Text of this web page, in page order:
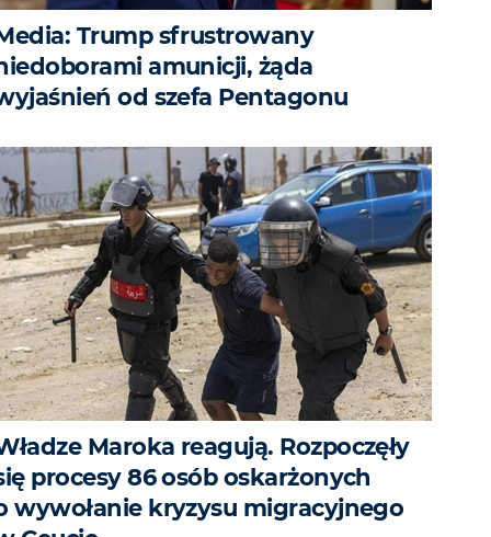
Trump sfrustrowany
amunicji, żąda
od szefa Pentagonu
Maroka reagują. Rozpoczęły
procesy 86 osób oskarżonych
wywołanie kryzysu migracyjnego